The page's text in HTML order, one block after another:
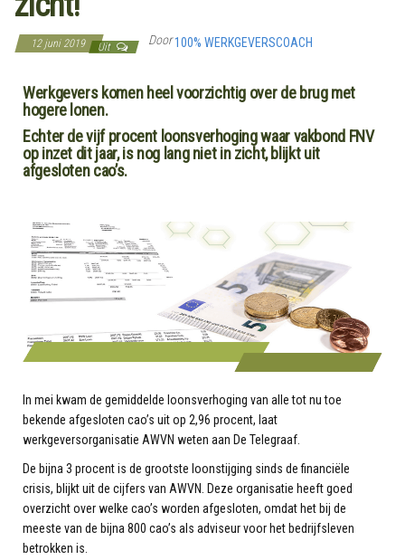
12 juni 2019 Uit Door100% WERKGEVERSCOACH
Werkgevers komen heel voorzichtig over de brug met
hogere lonen.
Echter de vijf procent loonsverhoging waar vakbond FNV
op inzet dit jaar, is nog lang niet in zicht, blijkt uit
afgesloten cao’s.
In mei kwam de gemiddelde loonsverhoging van alle tot nu toe
bekende afgesloten cao’s uit op 2,96 procent, laat
werkgeversorganisatie AWVN weten aan De Telegraaf.
De bijna 3 procent is de grootste loonstijging sinds de financiële
crisis, blijkt uit de cijfers van AWVN. Deze organisatie heeft goed
overzicht over welke cao’s worden afgesloten, omdat het bij de
meeste van de bijna 800 cao’s als adviseur voor het bedrijfsleven
betrokken is.